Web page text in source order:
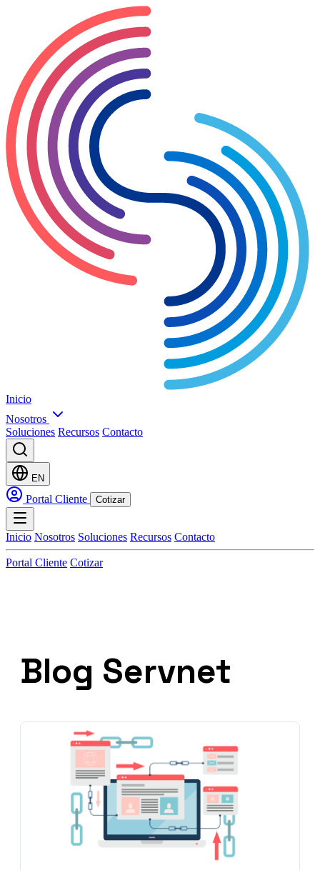
Inicio
Nosotros
Soluciones Recursos Contacto
EN
Portal Cliente Cotizar
Inicio Nosotros Soluciones Recursos Contacto
Portal Cliente Cotizar
Blog Servnet